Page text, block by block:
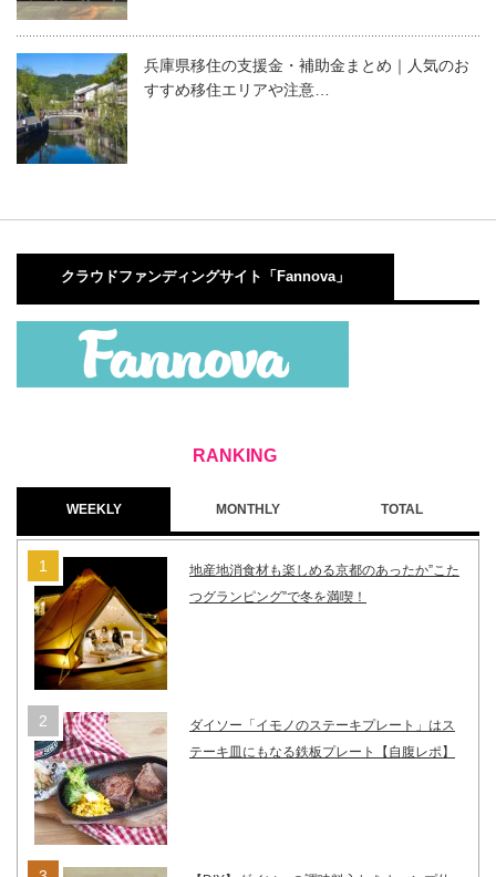
兵庫県移住の支援金・補助金まとめ｜人気のお
すすめ移住エリアや注意…
クラウドファンディングサイト「Fannova」
WEEKLY MONTHLY TOTAL
地産地消食材も楽しめる京都のあったか”こた
つグランピング”で冬を満喫！
ダイソー「イモノのステーキプレート」はス
テーキ皿にもなる鉄板プレート【自腹レポ】